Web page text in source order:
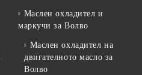
Маслен охладител и
маркучи за Волво
Маслен охладител на
двигателното масло за
Волво